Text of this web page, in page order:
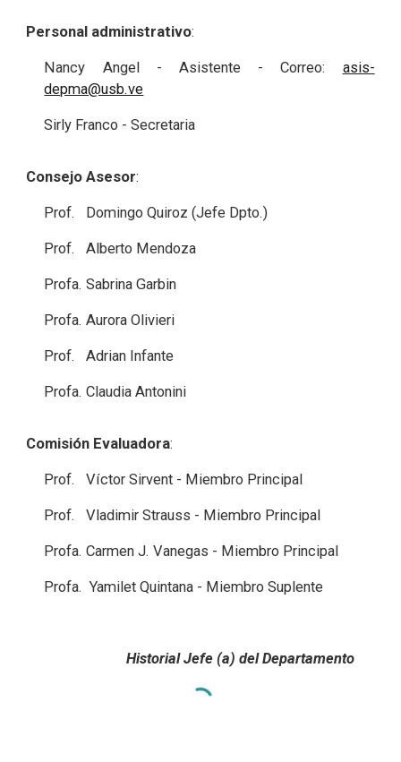
Personal administrativo:
Nancy Angel - Asistente - Correo: asis-
depma@usb.ve
Sirly Franco - Secretaria
Consejo Asesor:
Prof. Domingo Quiroz (Jefe Dpto.)
Prof. Alberto Mendoza
Profa. Sabrina Garbin
Profa. Aurora Olivieri
Prof. Adrian Infante
Profa. Claudia Antonini
Comisión Evaluadora:
Prof. Víctor Sirvent - Miembro Principal
Prof. Vladimir Strauss - Miembro Principal
Profa. Carmen J. Vanegas - Miembro Principal
Profa. Yamilet Quintana - Miembro Suplente
Historial Jefe (a) del Departamento